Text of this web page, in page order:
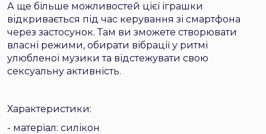
А ще більше можливостей цієї іграшки
відкривається під час керування зі смартфона
через застосунок. Там ви зможете створювати
власні режими, обирати вібрації у ритмі
улюбленої музики та відстежувати свою
сексуальну активність.
Характеристики:
- матеріал: силікон